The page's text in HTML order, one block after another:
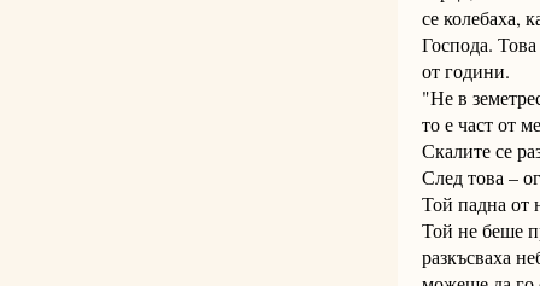
се колебаха,
Господа.
от години.
"Не в
то е част от
Скалите се
След това –
Той падна от
Той не беше
разкъсваха